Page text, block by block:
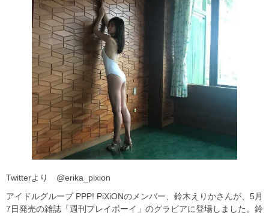
Twitterより @erika_pixion
アイドルグループ PPP! PiXiONのメンバー、鈴木えりかさんが、5月
7日発売の雑誌「週刊プレイボーイ」のグラビアに登場しました。鈴